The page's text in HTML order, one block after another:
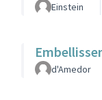
Einstein
d'Amedor